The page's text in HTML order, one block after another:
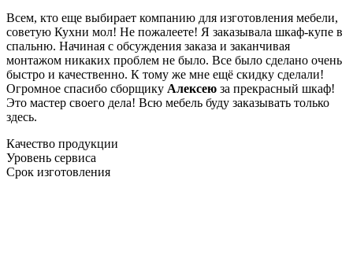
Всем, кто еще выбирает компанию для изготовления мебели,
советую Кухни мол! Не пожалеете! Я заказывала шкаф-купе в
спальню. Начиная с обсуждения заказа и заканчивая
монтажом никаких проблем не было. Все было сделано очень
быстро и качественно. К тому же мне ещё скидку сделали!
Огромное спасибо сборщику Алексею за прекрасный шкаф!
Это мастер своего дела! Всю мебель буду заказывать только
здесь.
Качество продукции
Уровень сервиса
Срок изготовления